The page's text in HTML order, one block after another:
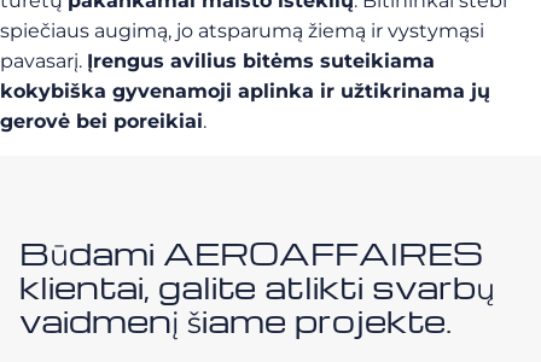
spiečiaus augimą, jo atsparumą žiemą ir vystymąsi
pavasarį. Įrengus avilius bitėms suteikiama
kokybiška gyvenamoji aplinka ir užtikrinama jų
gerovė bei poreikiai.
Būdami AEROAFFAIRES
klientai, galite atlikti svarbų
vaidmenį šiame projekte.